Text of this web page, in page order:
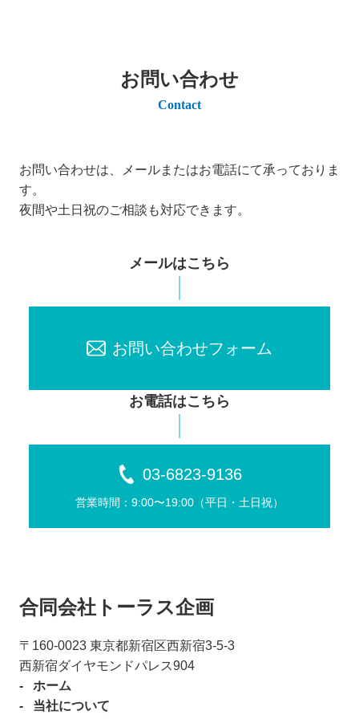
お問い合わせ
Contact
お問い合わせは、メールまたはお電話にて承っておりま
す。
夜間や土日祝のご相談も対応できます。
メールはこちら
お問い合わせフォーム
お電話はこちら
03-6823-9136
営業時間：9:00〜19:00（平⽇・⼟⽇祝）
合同会社トーラス企画
〒160-0023 東京都新宿区⻄新宿3-5-3
⻄新宿ダイヤモンドパレス904
ホーム
当社について